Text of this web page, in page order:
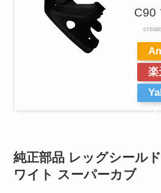
C90
楽
グ
純正部品 レッグシール
ワイト スーパーカブ